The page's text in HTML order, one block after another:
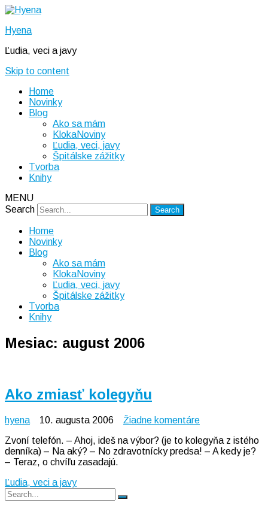
Hyena
Ľudia, veci a javy
Skip to content
Home
Novinky
Blog
Ako sa mám
KlokaNoviny
Ľudia, veci, javy
Špitálske zážitky
Tvorba
Knihy
MENU
Search
Home
Novinky
Blog
Ako sa mám
KlokaNoviny
Ľudia, veci, javy
Špitálske zážitky
Tvorba
Knihy
Mesiac: august 2006
Ako zmiasť kolegyňu
hyena 10. augusta 2006 Žiadne komentárena
zmiasť
kolegyňu
Zvoní telefón. – Ahoj, ideš na výbor? (je to kolegyňa z istého
denníka) – Na aký? – No zdravotnícky predsa! – A kedy je?
– Teraz, o chvíľu zasadajú.
Ľudia, veci a javy
Search
for:
Search